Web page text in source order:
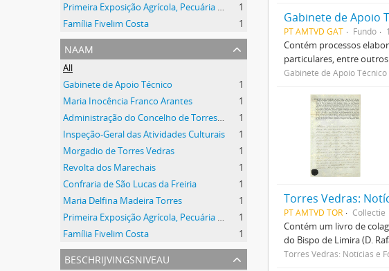
Primeira Exposição Agrícola, Pecuária e Industrial de Torres Vedras
1
Família Fivelim Costa
1
naam
All
Gabinete de Apoio Técnico
1
Maria Inocência Franco Arantes
1
Administração do Concelho de Torres Vedras
1
Inspeção-Geral das Atividades Culturais
1
Morgadio de Torres Vedras
1
Revolta dos Marechais
1
Confraria de São Lucas da Freiria
1
Maria Delfina Madeira Torres
1
Primeira Exposição Agrícola, Pecuária e Industrial de Torres Vedras
1
Família Fivelim Costa
1
beschrijvingsniveau
Gabinete de Apoio
PT AMTVD GAT Fundo
Contém processos
particulares, entre
Gabinete de Apoio Técnico
Torres Vedras:
PT AMTVD TOR Collectie
Contém um livro de
do Bispo de Limira (D.
Torres Vedras: Notícias e